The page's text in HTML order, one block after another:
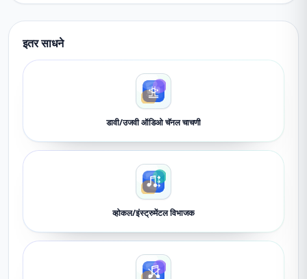
इतर साधने
डावी/उजवी ऑडिओ चॅनल चाचणी
व्होकल/इंस्ट्रुमेंटल विभाजक